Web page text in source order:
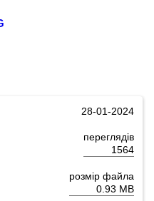
28-01-2024
переглядів
1564
розмір файла
0.93 MB